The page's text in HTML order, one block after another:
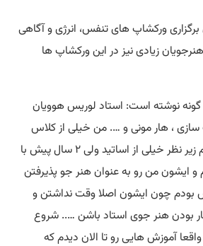
ورکشاپ های تنفس، انرژی و آگاهی
زیادی نیز در این ورکشاپ ها
گونه نوشته است: استاد لوریس هوویان
سازی ، هار مونی و …. من خیلی از کلاس
های آواز رو امتحان کردم زیر نظر خیلی از اساتید ولی ۲ سال پیش با
و ایشون من رو به عنوان هنر جو پذیرفتن
چون ایشون اصلا وقت نداشتن و
بودن هنر جوی استاد باشن ….. شروع
آموزش هایی رو تا الان دیدم که